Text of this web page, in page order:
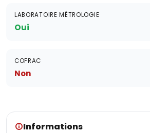
LABORATOIRE MÉTROLOGIE
Oui
COFRAC
Non
Informations